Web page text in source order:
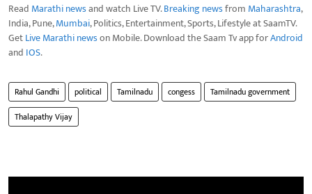
Read Marathi newsand watch Live TV.Breaking newsfrom Maharashtra,
India, Pune,Mumbai, Politics, Entertainment, Sports, Lifestyle at SaamTV.
GetLive Marathi newson Mobile. Download the Saam Tv app forAndroid
and IOS.
Rahul Gandhi political Tamilnadu congess
Tamilnadu government
Thalapathy Vijay